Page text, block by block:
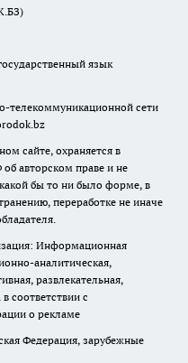
язык
телекоммуникационной сети
сайте, охраняется в
авторском праве и не
бы то ни было форме, в
переработке не иначе
Информационная
аналитическая,
развлекательная,
соответствии с
о рекламе
Федерация, зарубежные